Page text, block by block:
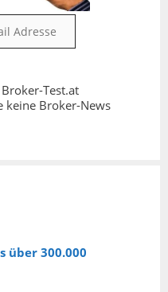
Test.at
keine Broker-News
über 300.000